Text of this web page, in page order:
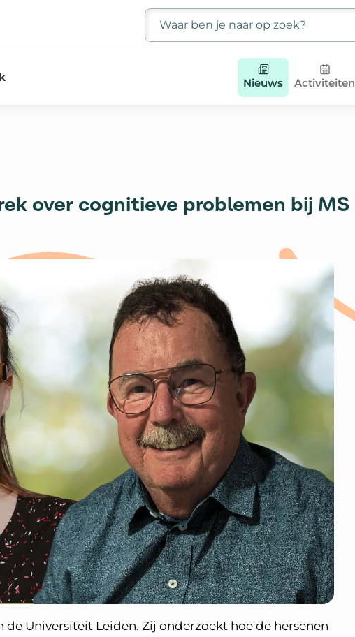
Zoeken
Nieuws Activiteiten
over cognitieve problemen bij MS
Universiteit Leiden. Zij onderzoekt hoe de hersenen